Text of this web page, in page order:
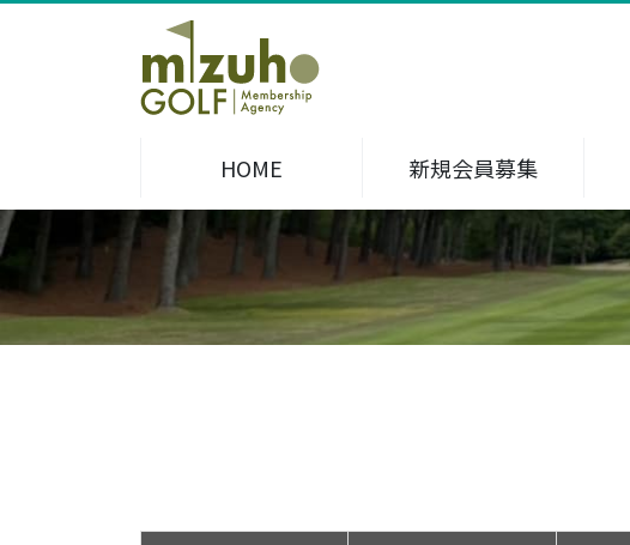
HOME 新規会員募集